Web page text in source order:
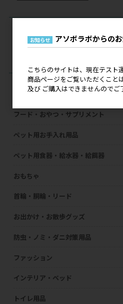
現在のカートの中身
カテゴリーで探す
フード・おやつ・サプリメント
ペット用お手入れ用品
ペット用食器・給水器・給餌器
おもちゃ
首輪・胴輪・リード
お出かけ・お散歩グッズ
防虫・ノミ・ダニ対策用品
ファッション
インテリア・ベッド
トイレ用品
お知らせ アソボラボからの
こちらのサイトは、現在テスト
商品ページをご覧いただくこと
及び ご購入はできませんのでご